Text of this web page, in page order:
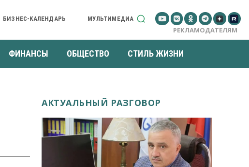
БИЗНЕС-КАЛЕНДАРЬ МУЛЬТИМЕДИА
РЕКЛАМОДАТЕЛЯМ
ФИНАНСЫ ОБЩЕСТВО СТИЛЬ ЖИЗНИ
АКТУАЛЬНЫЙ РАЗГОВОР